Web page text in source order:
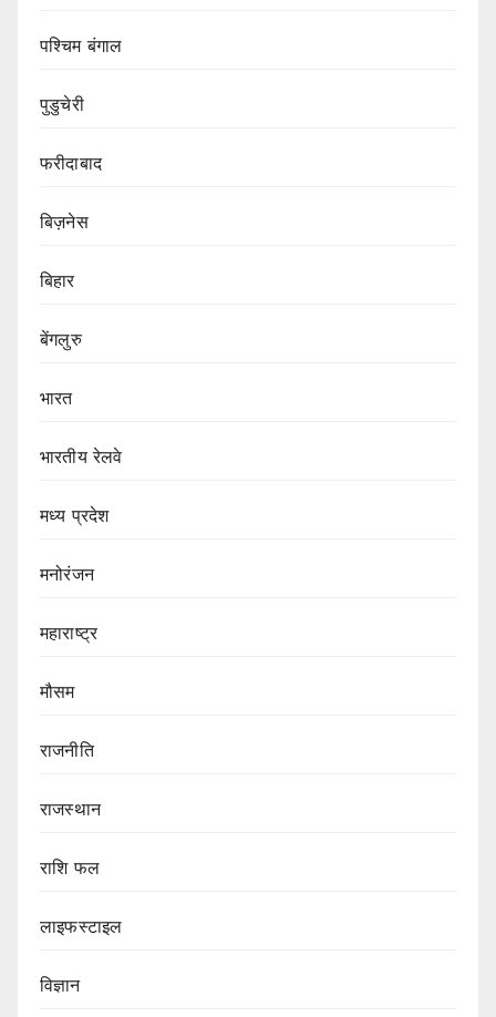
पश्चिम बंगाल
पुडुचेरी
फरीदाबाद
बिज़नेस
बिहार
बेंगलुरु
भारत
भारतीय रेलवे
मध्य प्रदेश
मनोरंजन
महाराष्ट्र
मौसम
राजनीति
राजस्थान
राशि फल
लाइफस्टाइल
विज्ञान